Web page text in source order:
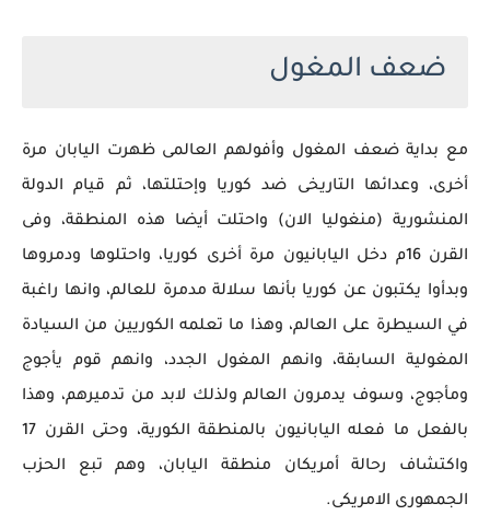
ضعف المغول
مع بداية ضعف المغول وأفولهم العالمى ظهرت اليابان مرة
أخرى، وعدائها التاريخى ضد كوريا وإحتلتها، ثم قيام الدولة
المنشورية (منغوليا الان) واحتلت أيضا هذه المنطقة، وفى
القرن 16م دخل اليابانيون مرة أخرى كوريا، واحتلوها ودمروها
وبدأوا يكتبون عن كوريا بأنها سلالة مدمرة للعالم، وانها راغبة
في السيطرة على العالم، وهذا ما تعلمه الكوريين من السيادة
المغولية السابقة، وانهم المغول الجدد، وانهم قوم يأجوج
ومأجوج، وسوف يدمرون العالم ولذلك لابد من تدميرهم، وهذا
بالفعل ما فعله اليابانيون بالمنطقة الكورية، وحتى القرن 17
واكتشاف رحالة أمريكان منطقة اليابان، وهم تبع الحزب
الجمهورى الامريكى.